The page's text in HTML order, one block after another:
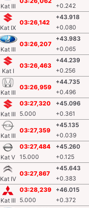
Kat III
+0.242
Kat IX
03:26,142
+43.918
+0.080
Kat III
03:26,207
+43.983
+0.065
Kat I
03:26,463
+44.239
+0.256
Kat III
03:26,959
+44.735
+0.496
Kat III
03:27,320
5.000
+45.096
+0.361
Kat III
03:27,359
+45.135
+0.039
Kat V
03:27,484
15.000
+45.260
+0.125
Kat IV
03:27,867
+45.643
+0.383
Kat III
03:28,239
5.000
+46.015
+0.372